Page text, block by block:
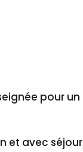
pour un
et avec séjour